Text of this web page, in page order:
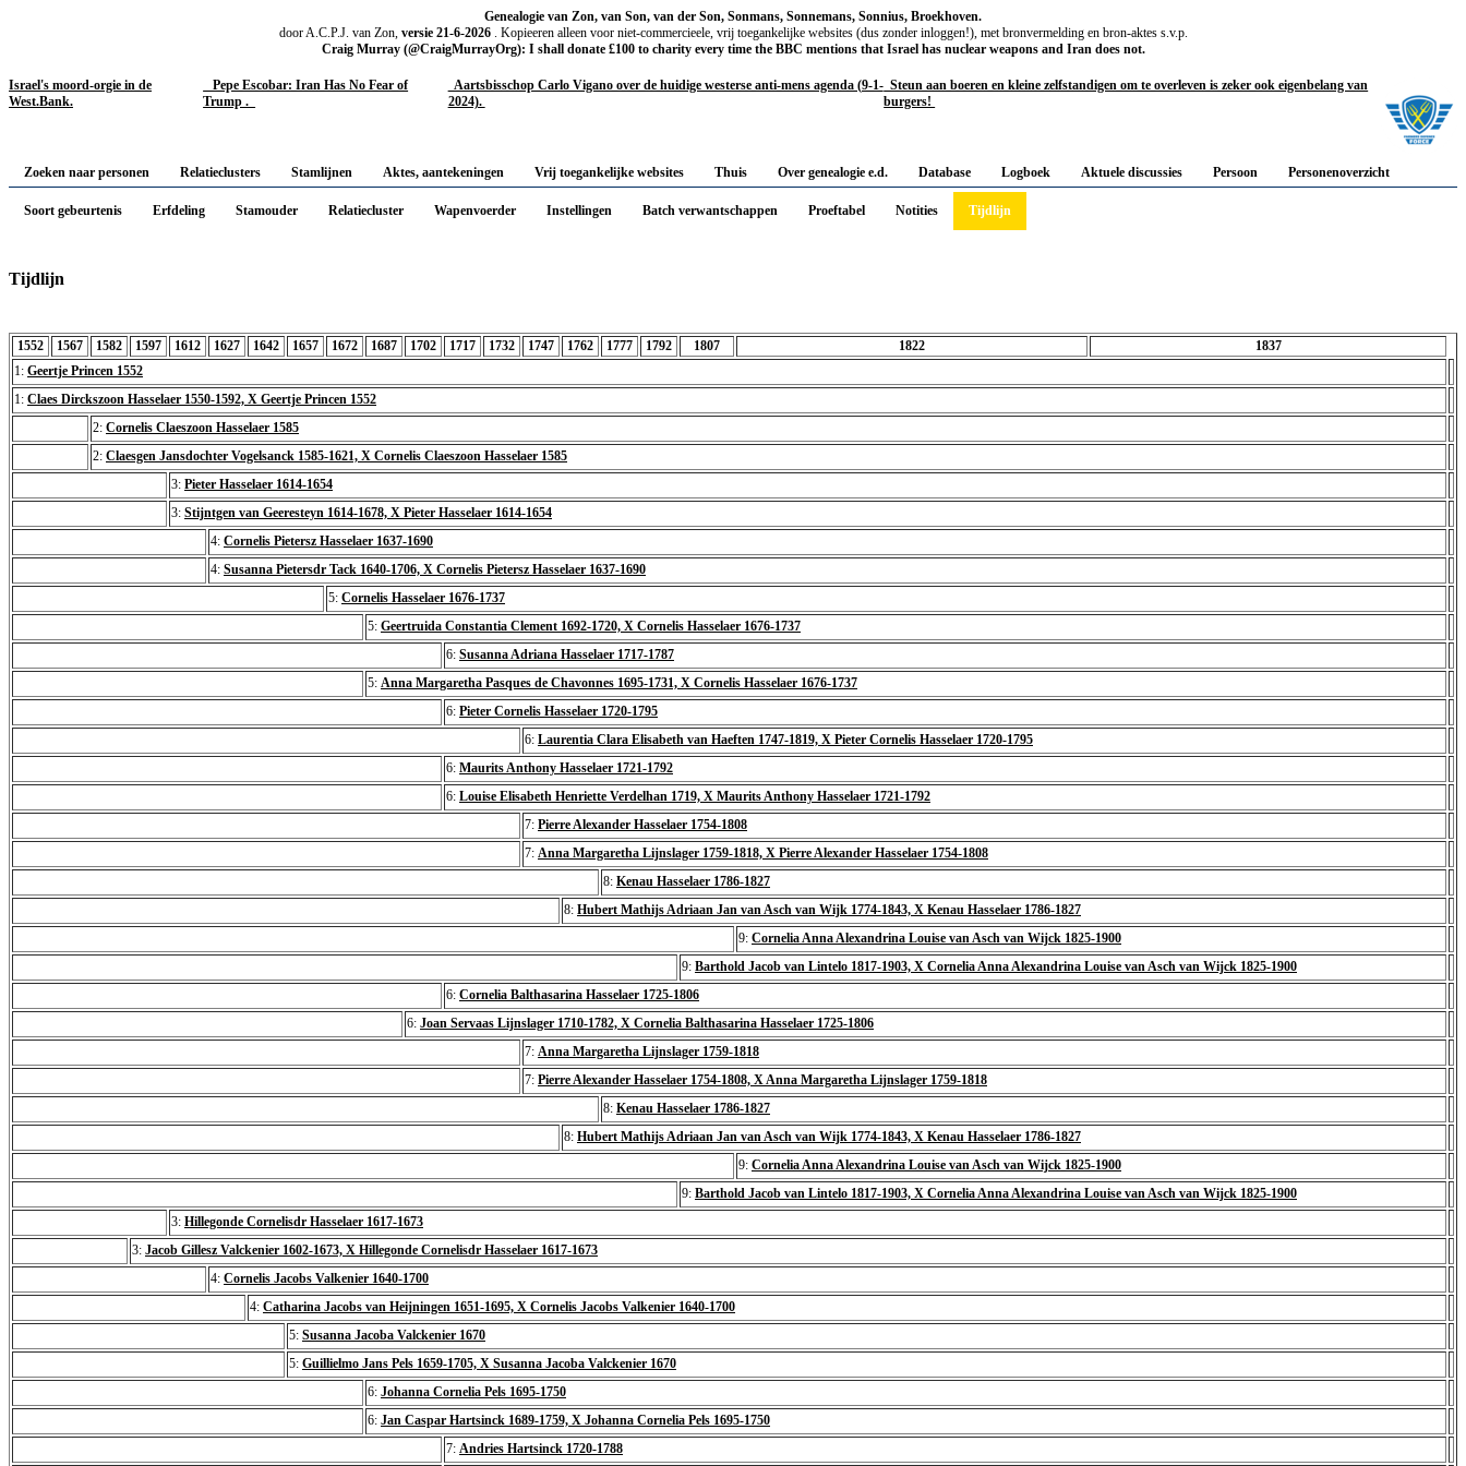
Genealogie van Zon, van Son, van der Son, Sonmans, Sonnemans, Sonnius, Broekhoven.
door A.C.P.J. van Zon, versie 21-6-2026 . Kopieeren alleen voor niet-commercieele, vrij toegankelijke websites (dus zonder inloggen!), met bronvermelding en bron-aktes s.v.p.
Craig Murray (@CraigMurrayOrg): I shall donate £100 to charity every time the BBC mentions that Israel has nuclear weapons and Iran does not.
Israel's moord-orgie in de
West.Bank.
Pepe Escobar: Iran Has No Fear of
Trump .
Aartsbisschop Carlo Vigano over de huidige westerse anti-mens agenda (9-1-
2024).
Steun aan boeren en kleine zelfstandigen om te overleven is zeker ook eigenbelang van
burgers!
Zoeken naar personen Relatieclusters Stamlijnen Aktes, aantekeningen Vrij toegankelijke websites Thuis Over genealogie e.d. Database Logboek Aktuele discussies Persoon Personenoverzicht
Soort gebeurtenis Erfdeling Stamouder Relatiecluster Wapenvoerder Instellingen Batch verwantschappen Proeftabel Notities Tijdlijn
Tijdlijn
1552 1567 1582 1597 1612 1627 1642 1657 1672 1687 1702 1717 1732 1747 1762 1777 1792 1807 1822
1837
1: Geertje Princen 1552
1: Claes Dirckszoon Hasselaer 1550-1592, X Geertje Princen 1552
2: Cornelis Claeszoon Hasselaer 1585
2: Claesgen Jansdochter Vogelsanck 1585-1621, X Cornelis Claeszoon Hasselaer 1585
3: Pieter Hasselaer 1614-1654
3: Stijntgen van Geeresteyn 1614-1678, X Pieter Hasselaer 1614-1654
4: Cornelis Pietersz Hasselaer 1637-1690
4: Susanna Pietersdr Tack 1640-1706, X Cornelis Pietersz Hasselaer 1637-1690
5: Cornelis Hasselaer 1676-1737
5: Geertruida Constantia Clement 1692-1720, X Cornelis Hasselaer 1676-1737
6: Susanna Adriana Hasselaer 1717-1787
5: Anna Margaretha Pasques de Chavonnes 1695-1731, X Cornelis Hasselaer 1676-1737
6: Pieter Cornelis Hasselaer 1720-1795
6: Laurentia Clara Elisabeth van Haeften 1747-1819, X Pieter Cornelis Hasselaer 1720-1795
6: Maurits Anthony Hasselaer 1721-1792
6: Louise Elisabeth Henriette Verdelhan 1719, X Maurits Anthony Hasselaer 1721-1792
7: Pierre Alexander Hasselaer 1754-1808
7: Anna Margaretha Lijnslager 1759-1818, X Pierre Alexander Hasselaer 1754-1808
8: Kenau Hasselaer 1786-1827
8: Hubert Mathijs Adriaan Jan van Asch van Wijk 1774-1843, X Kenau Hasselaer 1786-1827
9: Cornelia Anna Alexandrina Louise van Asch van Wijck 1825-1900
9: Barthold Jacob van Lintelo 1817-1903, X Cornelia Anna Alexandrina Louise van Asch van Wijck 1825-1900
6: Cornelia Balthasarina Hasselaer 1725-1806
6: Joan Servaas Lijnslager 1710-1782, X Cornelia Balthasarina Hasselaer 1725-1806
7: Anna Margaretha Lijnslager 1759-1818
7: Pierre Alexander Hasselaer 1754-1808, X Anna Margaretha Lijnslager 1759-1818
8: Kenau Hasselaer 1786-1827
8: Hubert Mathijs Adriaan Jan van Asch van Wijk 1774-1843, X Kenau Hasselaer 1786-1827
9: Cornelia Anna Alexandrina Louise van Asch van Wijck 1825-1900
9: Barthold Jacob van Lintelo 1817-1903, X Cornelia Anna Alexandrina Louise van Asch van Wijck 1825-1900
3: Hillegonde Cornelisdr Hasselaer 1617-1673
3: Jacob Gillesz Valckenier 1602-1673, X Hillegonde Cornelisdr Hasselaer 1617-1673
4: Cornelis Jacobs Valkenier 1640-1700
4: Catharina Jacobs van Heijningen 1651-1695, X Cornelis Jacobs Valkenier 1640-1700
5: Susanna Jacoba Valckenier 1670
5: Guillielmo Jans Pels 1659-1705, X Susanna Jacoba Valckenier 1670
6: Johanna Cornelia Pels 1695-1750
6: Jan Caspar Hartsinck 1689-1759, X Johanna Cornelia Pels 1695-1750
7: Andries Hartsinck 1720-1788